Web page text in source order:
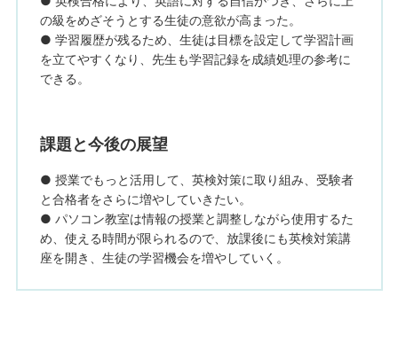
の級をめざそうとする生徒の意欲が高まった。
● 学習履歴が残るため、生徒は目標を設定して学習計画
を立てやすくなり、先生も学習記録を成績処理の参考に
できる。
課題と今後の展望
● 授業でもっと活用して、英検対策に取り組み、受験者
と合格者をさらに増やしていきたい。
● パソコン教室は情報の授業と調整しながら使用するた
め、使える時間が限られるので、放課後にも英検対策講
座を開き、生徒の学習機会を増やしていく。